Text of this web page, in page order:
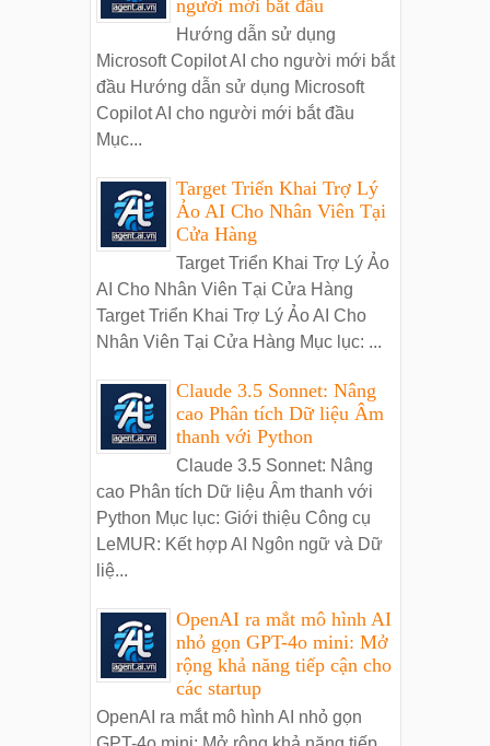
người mới bắt đầu
Hướng dẫn sử dụng
Microsoft Copilot AI cho người mới bắt
đầu Hướng dẫn sử dụng Microsoft
Copilot AI cho người mới bắt đầu
Mục...
Target Triển Khai Trợ Lý
Ảo AI Cho Nhân Viên Tại
Cửa Hàng
Target Triển Khai Trợ Lý Ảo
AI Cho Nhân Viên Tại Cửa Hàng
Target Triển Khai Trợ Lý Ảo AI Cho
Nhân Viên Tại Cửa Hàng Mục lục: ...
Claude 3.5 Sonnet: Nâng
cao Phân tích Dữ liệu Âm
thanh với Python
Claude 3.5 Sonnet: Nâng
cao Phân tích Dữ liệu Âm thanh với
Python Mục lục: Giới thiệu Công cụ
LeMUR: Kết hợp AI Ngôn ngữ và Dữ
liệ...
OpenAI ra mắt mô hình AI
nhỏ gọn GPT-4o mini: Mở
rộng khả năng tiếp cận cho
các startup
OpenAI ra mắt mô hình AI nhỏ gọn